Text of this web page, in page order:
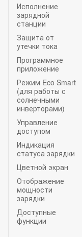
Исполнение
зарядной
станции
Защита от
утечки тока
Программное
приложение
Режим Eco Smart
(для работы с
солнечными
инверторами)
Управление
доступом
Индикация
статуса зарядки
Цветной экран
Отображение
мощности
зарядки
Доступные
функции